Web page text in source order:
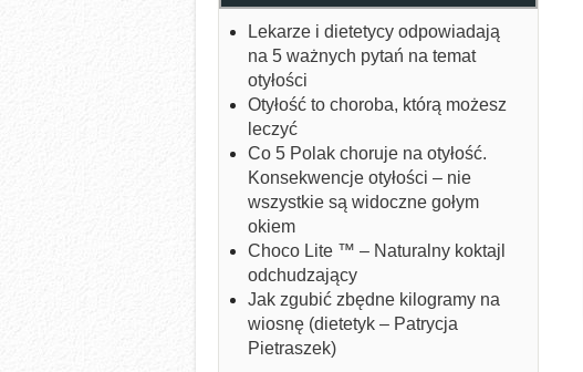
Lekarze i dietetycy odpowiadają
na 5 ważnych pytań na temat
otyłości
Otyłość to choroba, którą możesz
leczyć
Co 5 Polak choruje na otyłość.
Konsekwencje otyłości – nie
wszystkie są widoczne gołym
okiem
Choco Lite ™ – Naturalny koktajl
odchudzający
Jak zgubić zbędne kilogramy na
wiosnę (dietetyk – Patrycja
Pietraszek)